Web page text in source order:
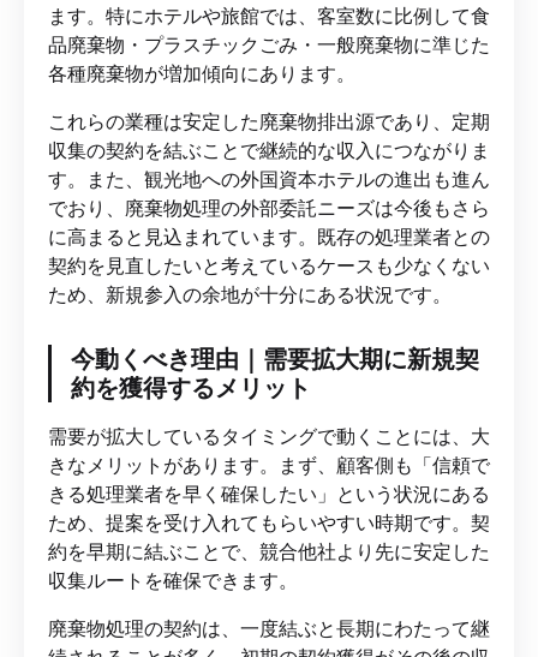
ます。特にホテルや旅館では、客室数に比例して食
品廃棄物・プラスチックごみ・一般廃棄物に準じた
各種廃棄物が増加傾向にあります。
これらの業種は安定した廃棄物排出源であり、定期
収集の契約を結ぶことで継続的な収入につながりま
す。また、観光地への外国資本ホテルの進出も進ん
でおり、廃棄物処理の外部委託ニーズは今後もさら
に高まると見込まれています。既存の処理業者との
契約を見直したいと考えているケースも少なくない
ため、新規参入の余地が十分にある状況です。
今動くべき理由｜需要拡大期に新規契
約を獲得するメリット
需要が拡大しているタイミングで動くことには、大
きなメリットがあります。まず、顧客側も「信頼で
きる処理業者を早く確保したい」という状況にある
ため、提案を受け入れてもらいやすい時期です。契
約を早期に結ぶことで、競合他社より先に安定した
収集ルートを確保できます。
廃棄物処理の契約は、一度結ぶと長期にわたって継